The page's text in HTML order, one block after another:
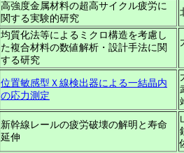
高強度金属材料の超高サイクル疲労に
関する実験的研究
均質化法等によるミクロ構造を考慮し
た複合材料の数値解析・設計手法に関
する研究
位置敏感型Ｘ線検出器による一結晶内
の応力測定
新幹線レールの疲労破壊の解明と寿命
延伸